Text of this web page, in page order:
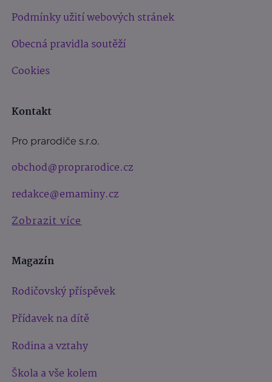
Podmínky užití webových stránek
Obecná pravidla soutěží
Cookies
Kontakt
Pro prarodiče s.r.o.
obchod@proprarodice.cz
redakce@emaminy.cz
Zobrazit více
Magazín
Rodičovský příspěvek
Přídavek na dítě
Rodina a vztahy
Škola a vše kolem